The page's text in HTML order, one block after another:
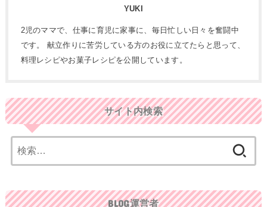
YUKI
2児のママで、仕事に育児に家事に、毎日忙しい日々を奮闘中
です。 献立作りに苦労している方のお役に立てたらと思って、
料理レシピやお菓子レシピを公開しています。
サイト内検索
索:
BLOG運営者